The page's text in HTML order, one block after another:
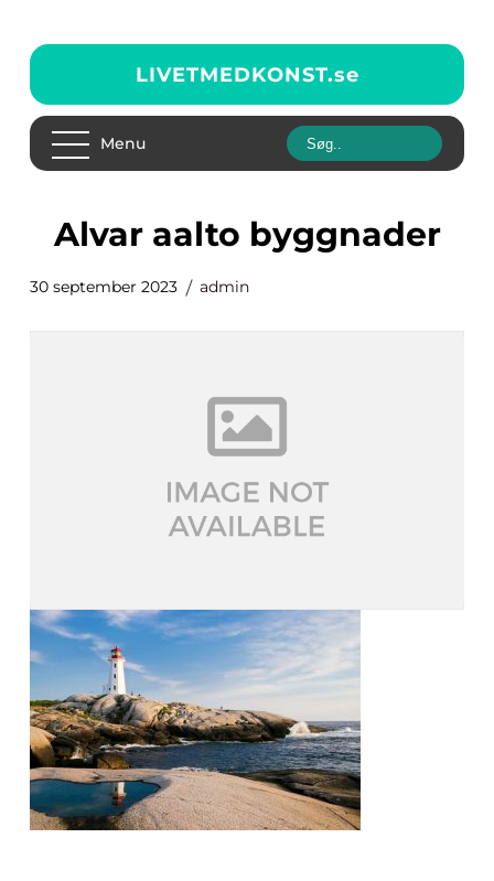
LIVETMEDKONST.se
Menu
alvar aalto byggnader
30 september 2023 admin